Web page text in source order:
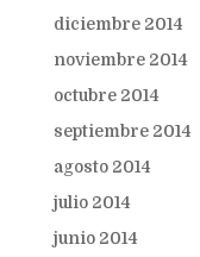
diciembre 2014
noviembre 2014
octubre 2014
septiembre 2014
agosto 2014
julio 2014
junio 2014